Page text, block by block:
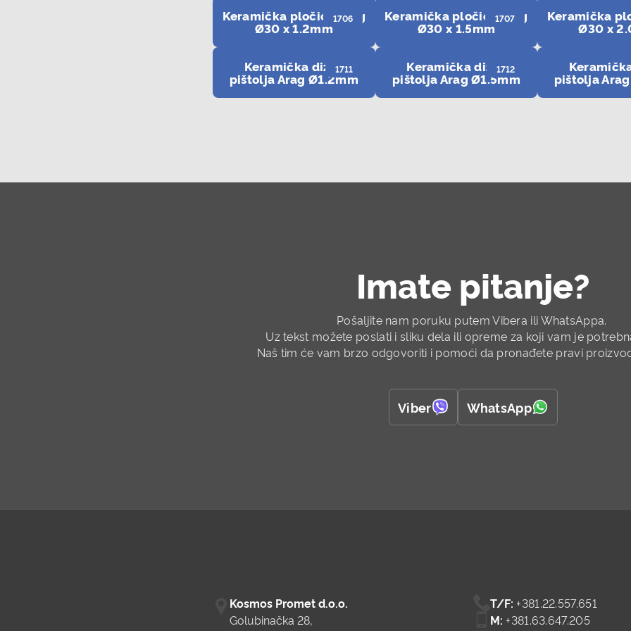
1706
Keramička pločica Arag
Ø30 x 1.2mm
1707
Keramička pločica Arag
Ø30 x 1.5mm
Keramička
Ø30 x
1711
Keramička dizna
pištolja Arag Ø1.2mm
1712
Keramička dizna
pištolja Arag Ø1.5mm pištolja
Imate pitanje?
Pošaljite nam poruku putem Vibera ili WhatsAppa.
Uz tekst možete poslati i sliku dela ili opreme za koji vam je
Naš tim će vam brzo odgovoriti i pomoći da pronađete pravi
Viber WhatsApp
Kosmos Promet d.o.o.
Golubinačka 28
T/F: +381.22.557.651
M: +381.63.647.205